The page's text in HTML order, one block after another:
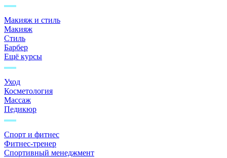
Макияж и стиль
Макияж
Стиль
Барбер
Ещё курсы
Уход
Косметология
Массаж
Педикюр
Спорт и фитнес
Фитнес-тренер
Спортивный менеджмент